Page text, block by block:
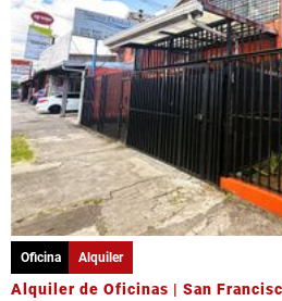
Oficina Alquiler